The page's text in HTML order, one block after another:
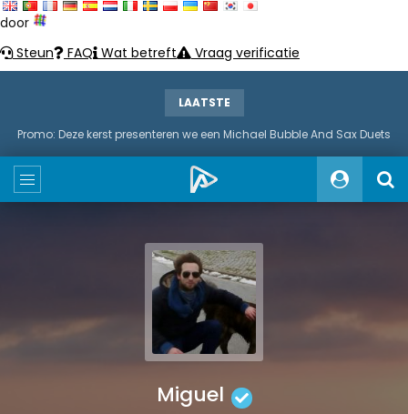
door
Steun
FAQ Wat betreft Vraag verificatie
LAATSTE
Promo: Deze kerst presenteren we een Michael Bubble And Sax Duets
Miguel